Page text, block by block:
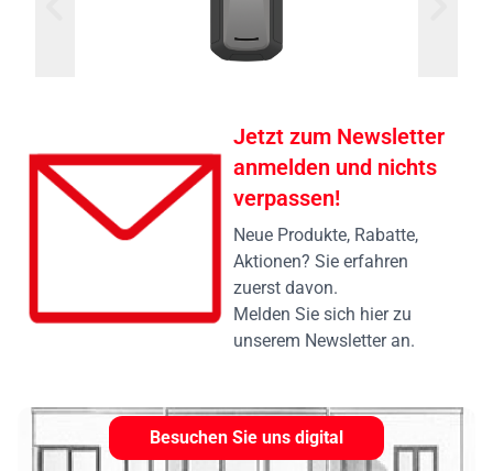
Jetzt zum Newsletter
anmelden und nichts
verpassen!
Neue Produkte, Rabatte,
Aktionen? Sie erfahren
zuerst davon.
Melden Sie sich hier zu
unserem Newsletter an.
Besuchen Sie uns digital